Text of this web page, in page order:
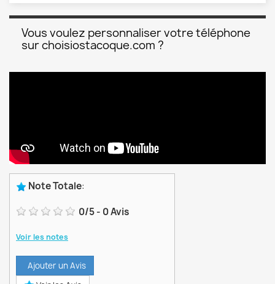
Vous voulez personnaliser votre téléphone
sur choisiostacoque.com ?
Note Totale:
0/5- 0Avis
Voir les notes
Ajouter un Avis